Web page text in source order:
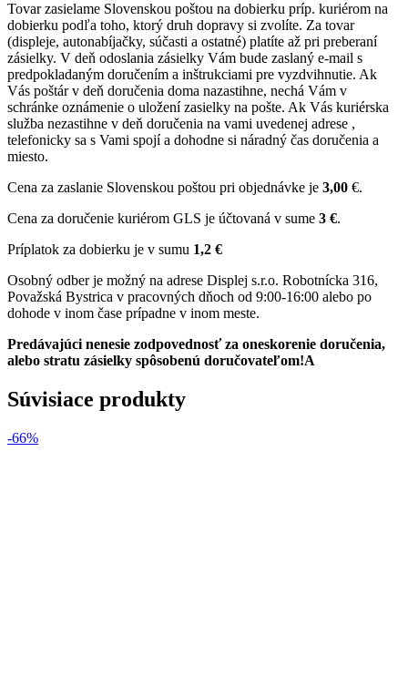
Tovar zasielame Slovenskou poštou na dobierku príp. kuriérom na
dobierku podľa toho, ktorý druh dopravy si zvolíte. Za tovar
(displeje, autonabíjačky, súčasti a ostatné) platíte až pri preberaní
zásielky. V deň odoslania zásielky Vám bude zaslaný e-mail s
predpokladaným doručením a inštrukciami pre vyzdvihnutie. Ak
Vás poštár v deň doručenia doma nazastihne, nechá Vám v
schránke oznámenie o uložení zasielky na pošte. Ak Vás kuriérska
služba nezastihne v deň doručenia na vami uvedenej adrese ,
telefonicky sa s Vami spojí a dohodne si náradný čas doručenia a
miesto.
Cena za zaslanie Slovenskou poštou pri objednávke je 3,00 €.
Cena za doručenie kuriérom GLS je účtovaná v sume 3 €.
Príplatok za dobierku je v sumu 1,2 €
Osobný odber je možný na adrese Displej s.r.o. Robotnícka 316,
Považská Bystrica v pracovných dňoch od 9:00-16:00 alebo po
dohode v inom čase prípadne v inom meste.
Predávajúci nenesie zodpovednosť za oneskorenie doručenia,
alebo stratu zásielky spôsobenú doručovateľom!A
Súvisiace produkty
-66%